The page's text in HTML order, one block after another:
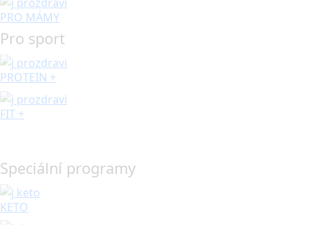
PRO MÁMY
Pro sport
PROTEIN +
FIT +
Speciální programy
KETO